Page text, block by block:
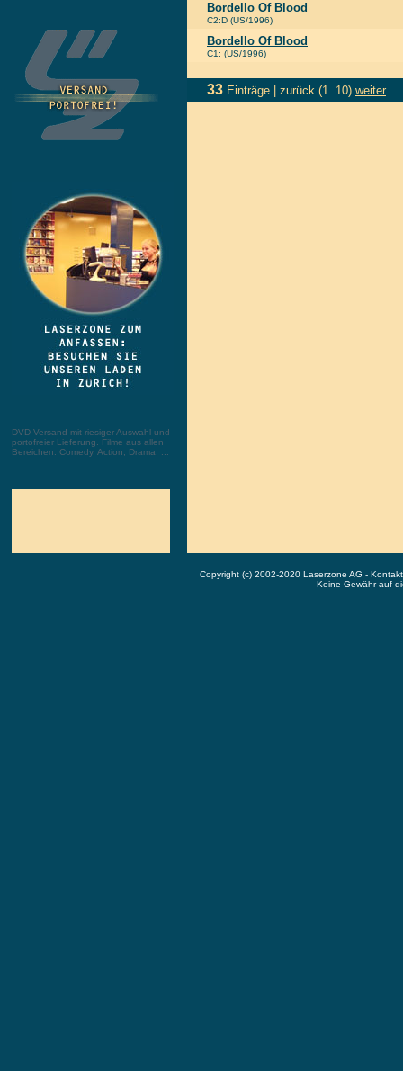
DVD Versand mit riesiger Auswahl und
portofreier Lieferung. Filme aus allen
Bereichen: Comedy, Action, Drama, ...
Bordello Of Blood
C2:D (US/1996)
Bordello Of Blood
C1: (US/1996)
33 Einträge | zurück (1..10) weiter
Copyright (c) 2002-2020 Laserzone AG -
Keine Gewähr auf